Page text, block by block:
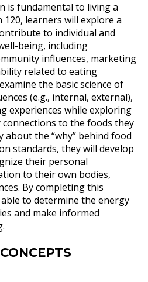
is fundamental to living a
learners will explore a
to individual and
being, including
influences, marketing
related to eating
the basic science of
(e.g., internal, external),
experiences while exploring
to the foods they
about the “why” behind food
standards, they will develop
their personal
to their own bodies,
By completing this
to determine the energy
and make informed